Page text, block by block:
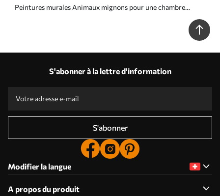
Peintures murales Animaux mignons pour une chambre
S'abonner à la lettre d'information
S'abonner
Modifier la langue
A propos du produit